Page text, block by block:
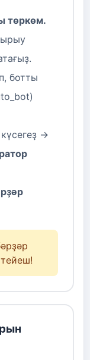
төркөм.
ботты
→